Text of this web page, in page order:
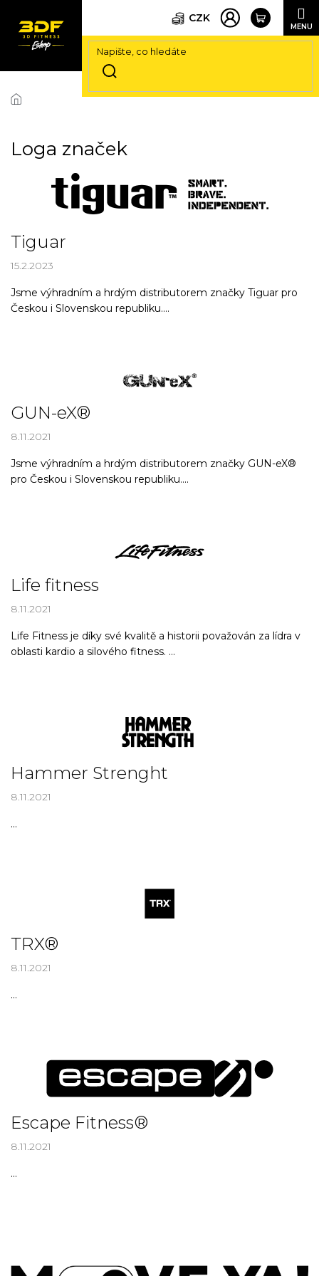
na
CZK
Loga značek
s
l
á
n
Tiguar
15.2.2023
Jsme výhradním a hrdým distributorem značky Tiguar pro
Českou i Slovenskou republiku....
GUN-eX®
8.11.2021
Jsme výhradním a hrdým distributorem značky GUN-eX®
pro Českou i Slovenskou republiku....
Life fitness
8.11.2021
Life Fitness je díky své kvalitě a historii považován za lídra v
oblasti kardio a silového fitness. ...
Hammer Strenght
8.11.2021
...
TRX®
8.11.2021
...
Escape Fitness®
8.11.2021
...